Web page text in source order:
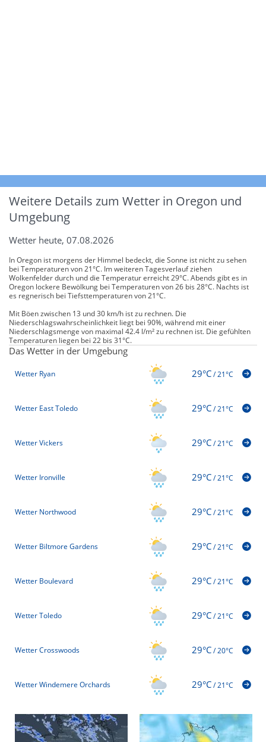
Weitere Details zum Wetter in Oregon und
Umgebung
Wetter heute, 07.08.2026
In Oregon ist morgens der Himmel bedeckt, die Sonne ist nicht zu sehen
bei Temperaturen von 21°C. Im weiteren Tagesverlauf ziehen
Wolkenfelder durch und die Temperatur erreicht 29°C. Abends gibt es in
Oregon lockere Bewölkung bei Temperaturen von 26 bis 28°C. Nachts ist
es regnerisch bei Tiefsttemperaturen von 21°C.
Mit Böen zwischen 13 und 30 km/h ist zu rechnen. Die
Niederschlagswahrscheinlichkeit liegt bei 90%, während mit einer
Niederschlagsmenge von maximal 42.4 l/m² zu rechnen ist. Die gefühlten
Temperaturen liegen bei 22 bis 31°C.
Das Wetter in der Umgebung
Wetter Ryan 29°C/21°C
Wetter East Toledo 29°C/21°C
Wetter Vickers 29°C/21°C
Wetter Ironville 29°C/21°C
Wetter Northwood 29°C/21°C
Wetter Biltmore Gardens 29°C/21°C
Wetter Boulevard 29°C/21°C
Wetter Toledo 29°C/21°C
Wetter Crosswoods 29°C/20°C
Wetter Windemere Orchards 29°C/21°C